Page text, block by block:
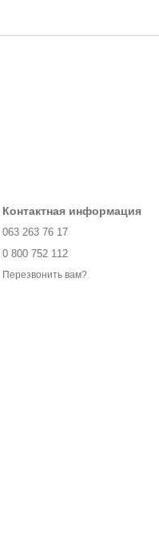
Контактная информация
063 263 76 17
0 800 752 112
Перезвонить вам?